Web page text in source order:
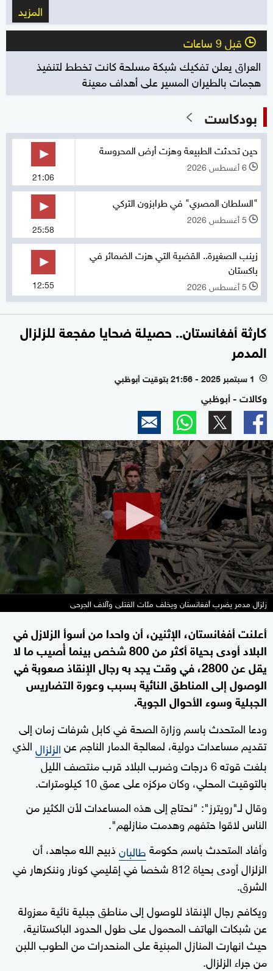
المزيد
l قبل 9 ساعات
العراق يعلن تفكيك شبكة مسلحة كانت تخطط لتنفيذ
هجمات بالطيران المسير على أهداف معينة
بودكاست
حين تحدثت الطبيعة وهزت أرض المحروسة
l 6 أغسطس 2026
21:06
"السلطان المصري" في طرابزون التركي
l 5 أغسطس 2026
25:58
زينب الصغيرة.. القضية التي هزت الضمائر في
باكستان
l 5 أغسطس 2026 12:55
كارثة أفغانستان.. حصيلة ضحايا مفجعة للزلزال
المدمر
l 1 سبتمبر 2025 - 21:56 بتوقيت أبوظبي
وكالات - أبوظبي
0
seconds
of
2
minutes,
seconds
زلزال مدمر يضرب أفغانستان ويخلف مئات القتلى وآلاف الجرحى
أعلنت أفغانستان، الإثنين، أن واحدا من أسوأ الزلازل في
البلاد أودى بحياة أكثر من 800 شخص بينما أُصيب ما لا
يقل عن 2800، في وقت يجد به رجال الإنقاذ صعوبة في
الوصول إلى المناطق النائية بسبب وعورة التضاريس
الجبلية وسوء الأحوال الجوية.
ودعا المتحدث باسم وزارة الصحة في كابل شرفات زمان إلى
تقديم مساعدات دولية، لمعالجة الدمار الناجم عنالزلزالالذي
بلغت قوته 6 درجات وضرب البلاد قرب منتصف الليل
بالتوقيت المحلي، وكان مركزه على عمق 10 كيلومترات.
وقال لـ"رويترز": "نحتاج إلى هذه المساعدات لأن الكثير من
الناس لاقوا حتفهم وهدمت منازلهم".
وأفاد المتحدث باسم حكومةطالبانذبيح الله مجاهد، أن
الزلزال أودى بحياة 812 شخصا في إقليمي كونار وننكرهار في
الشرق.
ويكافح رجال الإنقاذ للوصول إلى مناطق جبلية نائية معزولة
عن شبكات الهاتف المحمول على طول الحدود الباكستانية،
حيث انهارت المنازل المبنية على المنحدرات من الطوب اللبن
من جراء الزلزال.